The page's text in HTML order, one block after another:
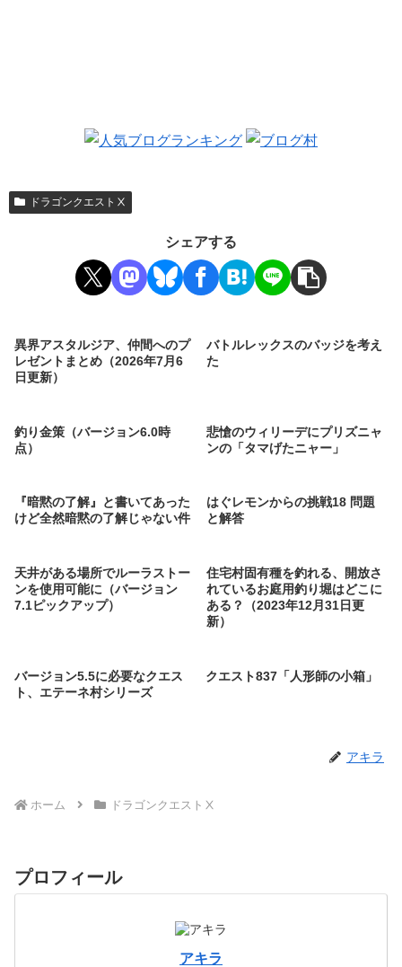
ドラゴンクエストⅩ
シェアする
異界アスタルジア、仲間へのプ
レゼントまとめ（2026年7月6
日更新）
バトルレックスのバッジを考え
た
釣り金策（バージョン6.0時
点）
悲愴のウィリーデにプリズニャ
ンの「タマげたニャー」
『暗黙の了解』と書いてあった
けど全然暗黙の了解じゃない件
はぐレモンからの挑戦18 問題
と解答
天井がある場所でルーラストー
ンを使用可能に（バージョン
7.1ピックアップ）
住宅村固有種を釣れる、開放さ
れているお庭用釣り堀はどこに
ある？（2023年12月31日更
新）
バージョン5.5に必要なクエス
ト、エテーネ村シリーズ
クエスト837「人形師の小箱」
アキラ
ホーム ドラゴンクエストⅩ
プロフィール
アキラ